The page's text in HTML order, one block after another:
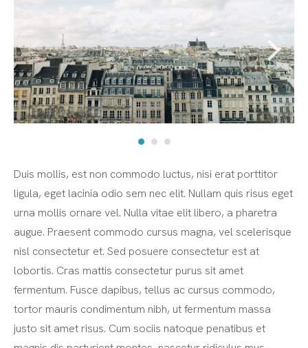
Duis mollis, est non commodo luctus, nisi erat porttitor
ligula, eget lacinia odio sem nec elit. Nullam quis risus eget
urna mollis ornare vel. Nulla vitae elit libero, a pharetra
augue. Praesent commodo cursus magna, vel scelerisque
nisl consectetur et. Sed posuere consectetur est at
lobortis. Cras mattis consectetur purus sit amet
fermentum. Fusce dapibus, tellus ac cursus commodo,
tortor mauris condimentum nibh, ut fermentum massa
justo sit amet risus. Cum sociis natoque penatibus et